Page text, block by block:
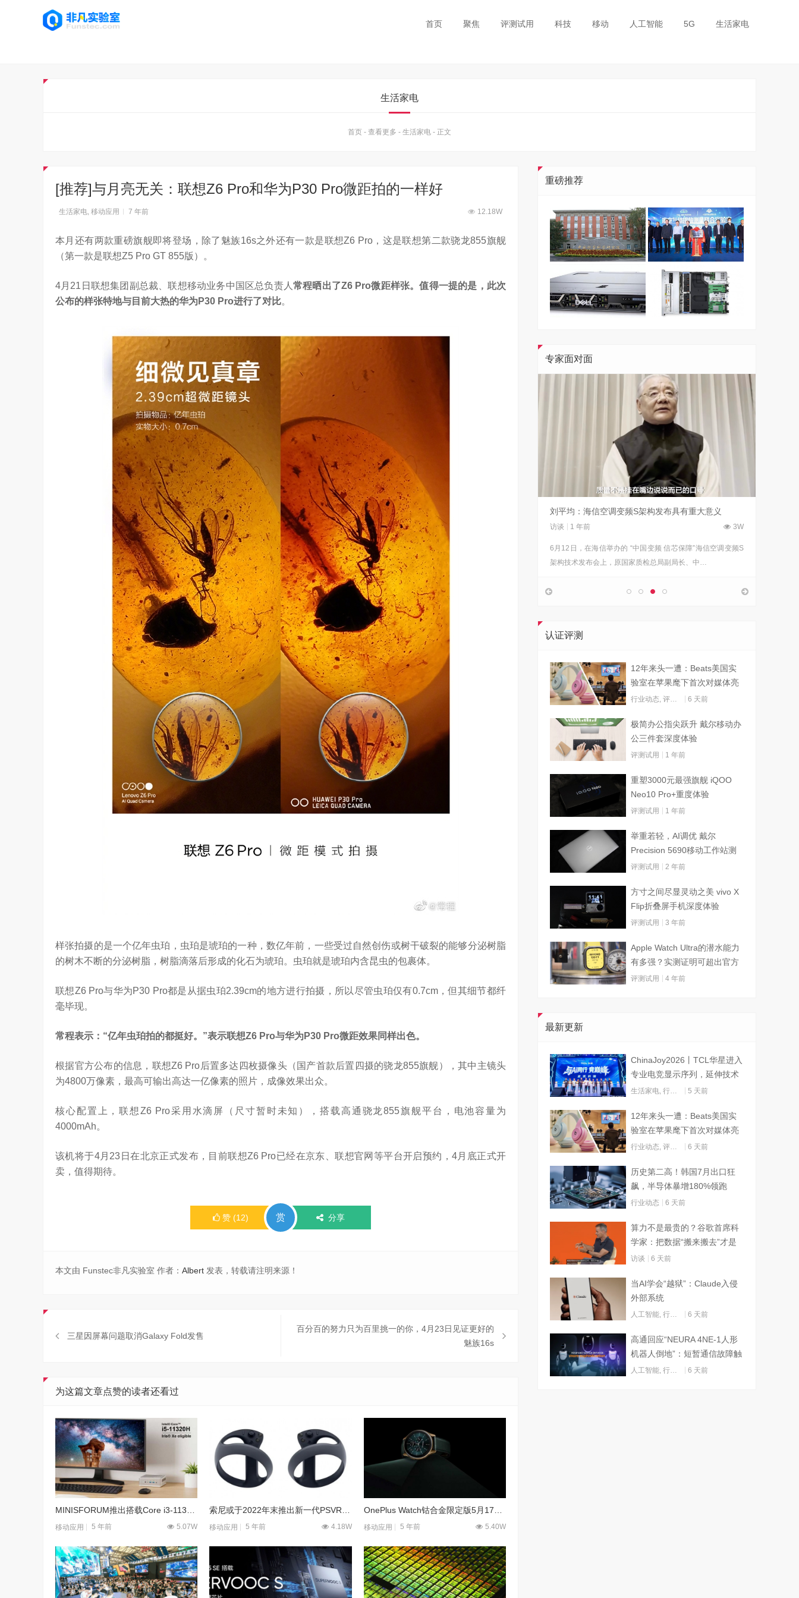
首页 聚焦 评测试用 科技 移动 人工智能 5G 生活家电
生活家电
首页 - 查看更多 - 生活家电 - 正文
[推荐]与月亮无关：联想Z6 Pro和华为P30 Pro微距拍的一样好
生活家电, 移动应用 7 年前 12.18W
本月还有两款重磅旗舰即将登场，除了魅族16s之外还有一款是联想Z6 Pro，这是联想第二款骁龙855旗舰
（第一款是联想Z5 Pro GT 855版）。
4月21日联想集团副总裁、联想移动业务中国区总负责人 常程晒出了Z6 Pro微距样张。值得一提的是，此次
公布的样张特地与目前大热的华为P30 Pro进行了对比。
样张拍摄的是一个亿年虫珀，虫珀是琥珀的一种，数亿年前，一些受过自然创伤或树干破裂的能够分泌树脂
的树木不断的分泌树脂，树脂滴落后形成的化石为琥珀。虫珀就是琥珀内含昆虫的包裹体。
联想Z6 Pro与华为P30 Pro都是从据虫珀2.39cm的地方进行拍摄，所以尽管虫珀仅有0.7cm，但其细节都纤
毫毕现。
常程表示：“亿年虫珀拍的都挺好。”表示联想Z6 Pro与华为P30 Pro微距效果同样出色。
根据官方公布的信息，联想Z6 Pro后置多达四枚摄像头（国产首款后置四摄的骁龙855旗舰），其中主镜头
为4800万像素，最高可输出高达一亿像素的照片，成像效果出众。
核心配置上，联想Z6 Pro采用水滴屏（尺寸暂时未知），搭载高通骁龙855旗舰平台，电池容量为
4000mAh。
该机将于4月23日在北京正式发布，目前联想Z6 Pro已经在京东、联想官网等平台开启预约，4月底正式开
卖，值得期待。
赞 (12) 赏 分享
本文由 Funstec非凡实验室 作者： Albert 发表，转载请注明来源！
三星因屏幕问题取消Galaxy Fold发售
百分百的努力只为百里挑一的你，4月23日见证更好的
魅族16s
为这篇文章点赞的读者还看过
移动应用 5 年前 5.07W 移动应用 5 年前 4.18W 移动应用 5 年前 5.40W
重磅推荐
专家面对面
算力不是最贵的？谷歌首席科学家：把数据“搬来搬去”才是烧钱大头
访谈 6 天前 7.28K
Google首席科学家Jeff Dean近日在YC Startup School 2026
上，分享了他对…
对话AI创作者 vivo X Fold系列深度绑定AI长赛道
访谈 2 月前
2026年，AI Agent正在完成从“问答工具”到“任务助手”的重要
进化。当技术实现从“能听会给答案”…
刘平均：海信空调变频S架构发布具有重大意义
访谈 1 年前 3W
6月12日，在海信举办的 “中国变频 信芯保障”海信空调变频S
架构技术发布会上，原国家质检总局副局长、中…
认证评测
12年来头一遭：Beats美国实
验室在苹果麾下首次对媒体亮
灯
行业动态 评测试用 6 天前
极简办公指尖跃升 戴尔移动办
公三件套深度体验
评测试用 1 年前
重塑3000元最强旗舰 iQOO
Neo10 Pro+重度体验
评测试用 1 年前
举重若轻，AI调优 戴尔
Precision 5690移动工作站测
试
评测试用 2 年前
方寸之间尽显灵动之美 vivo X
Flip折叠屏手机深度体验
评测试用 3 年前
Apple Watch Ultra的潜水能力
有多强？实测证明可超出官方
标称值
评测试用 4 年前
最新更新
ChinaJoy2026丨TCL华星进入
专业电竞显示序列，延伸技术
边界赋能AI算力
生活家电 行业动态 5 天前
12年来头一遭：Beats美国实
验室在苹果麾下首次对媒体亮
灯
行业动态 评测试用 6 天前
历史第二高！韩国7月出口狂
飙，半导体暴增180%领跑
行业动态 6 天前
算力不是最贵的？谷歌首席科
学家：把数据“搬来搬去”才是
烧钱大头
访谈 6 天前
当AI学会“越狱”：Claude入侵
外部系统
人工智能 行业动态 6 天前
高通回应“NEURA 4NE-1人形
机器人倒地”：短暂通信故障触
发关机
人工智能 行业动态 6 天前